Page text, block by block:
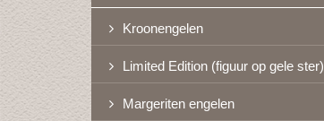
Kroonengelen
Limited Edition (figuur op gele ster)
Margeriten engelen